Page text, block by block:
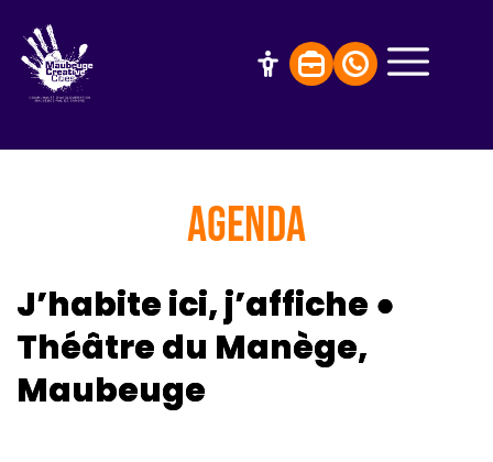
AGENDA
J’habite ici, j’affiche ●
Théâtre du Manège,
Maubeuge